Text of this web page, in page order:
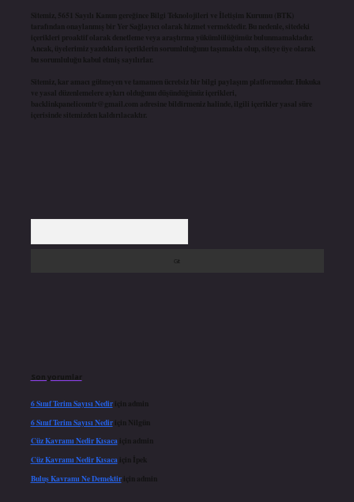
Sitemiz, 5651 Sayılı Kanun gereğince Bilgi Teknolojileri ve İletişim Kurumu (BTK)
tarafından onaylanmış bir Yer Sağlayıcı olarak hizmet vermektedir. Bu nedenle, sitedeki
içerikleri proaktif olarak denetleme veya araştırma yükümlülüğümüz bulunmamaktadır.
Ancak, üyelerimiz yazdıkları içeriklerin sorumluluğunu taşımakta olup, siteye üye olarak
bu sorumluluğu kabul etmiş sayılırlar.
Sitemiz, kar amacı gütmeyen ve tamamen ücretsiz bir bilgi paylaşım platformudur. Hukuka
ve yasal düzenlemelere aykırı olduğunu düşündüğünüz içerikleri,
backlinkpanelicomtr@gmail.com adresine bildirmeniz halinde, ilgili içerikler yasal süre
içerisinde sitemizden kaldırılacaktır.
Son yorumlar
6 Sınıf Terim Sayısı Nediriçin admin
6 Sınıf Terim Sayısı Nediriçin Nilgün
Cüz Kavramı Nedir Kısacaiçin admin
Cüz Kavramı Nedir Kısacaiçin
İpek
Buluş Kavramı Ne Demektiriçin admin